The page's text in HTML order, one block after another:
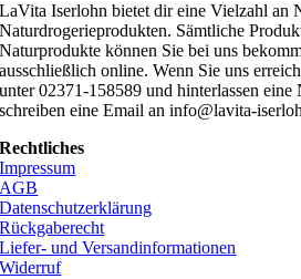
LaVita Iserlohn bietet dir eine Vielzahl an
Naturdrogerieprodukten. Sämtliche
Naturprodukte können Sie bei uns
ausschließlich online. Wenn Sie uns
unter 02371-158589 und hinterlassen
schreiben eine Email an info@lavita-
Rechtliches
Impressum
AGB
Datenschutzerklärung
Rückgaberecht
Liefer- und Versandinformationen
Widerruf